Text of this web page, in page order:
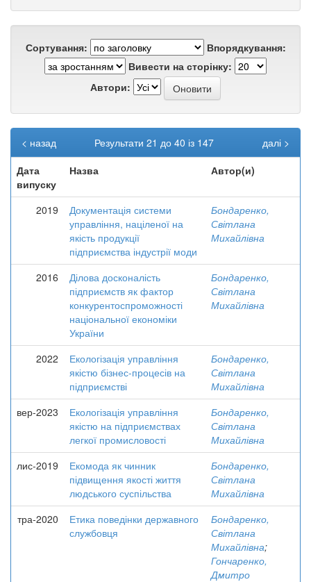
Сортування:
Впорядкування:
Вивести на сторінку:
Автори:
Результати 21 до 40 із 147
< назад
далі >
Дата
випуску
Назва Автор(и)
2019
Документація системи
управління, націленої на
якість продукції
підприємства індустрії моди
Бондаренко,
Світлана
Михайлівна
2016
Ділова досконалість
підприємств як фактор
конкурентоспроможності
національної економіки
України
Бондаренко,
Світлана
Михайлівна
2022
Екологізація управління
якістю бізнес-процесів на
підприємстві
Бондаренко,
Світлана
Михайлівна
вер-2023
Екологізація управління
якістю на підприємствах
легкої промисловості
Бондаренко,
Світлана
Михайлівна
лис-2019
Екомода як чинник
підвищення якості життя
людського суспільства
Бондаренко,
Світлана
Михайлівна
тра-2020
Етика поведінки державного
службовця
Бондаренко,
Світлана
Михайлівна;
Гончаренко,
Дмитро